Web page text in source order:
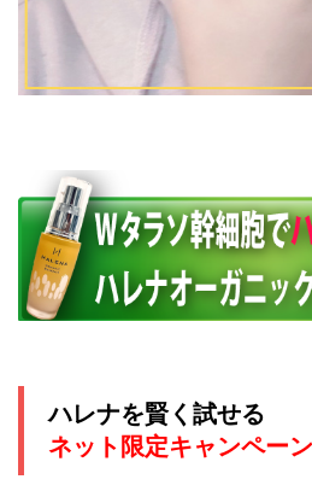
ハレナを賢く試せる
ネット限定キャンペー